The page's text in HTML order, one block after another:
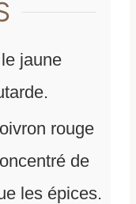
jaune
rouge
de
les épices.